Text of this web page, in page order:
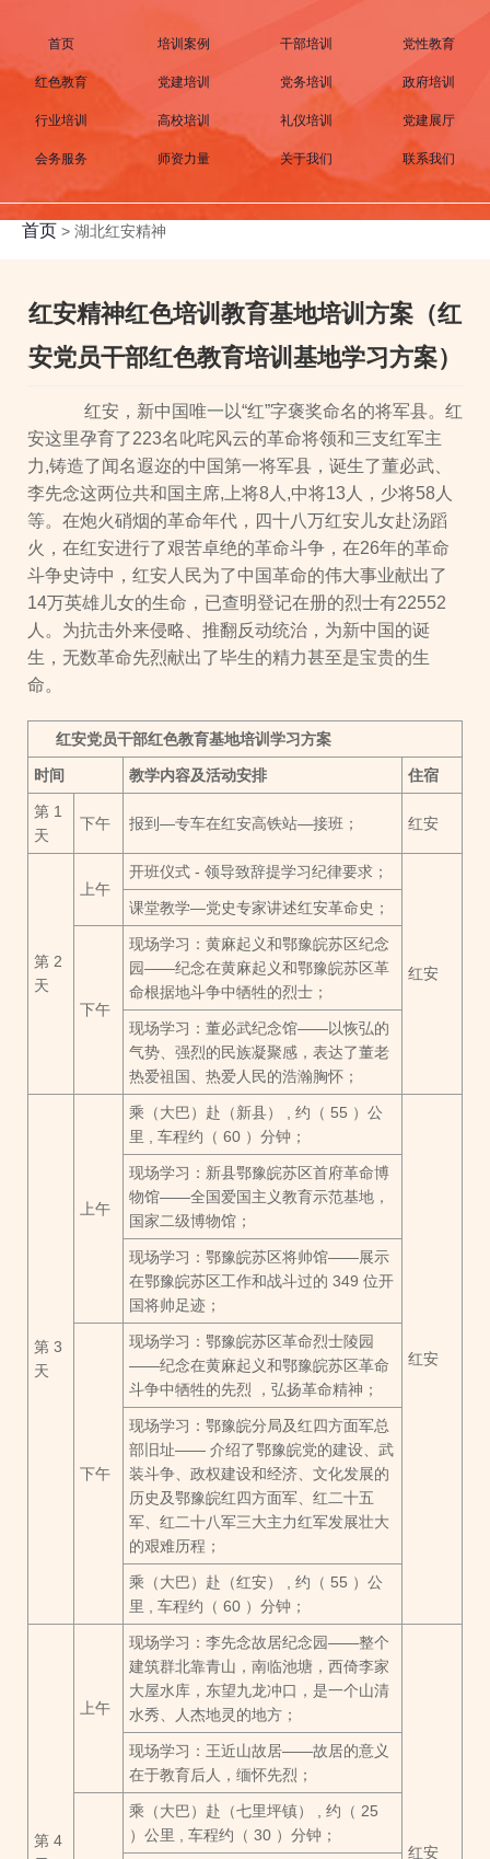
首页 培训案例 干部培训 党性教育
红色教育 党建培训 党务培训 政府培训
行业培训 高校培训 礼仪培训 党建展厅
会务服务 师资力量 关于我们 联系我们
首页 > 湖北红安精神
红安精神红色培训教育基地培训方案（红
安党员干部红色教育培训基地学习方案）
红安，新中国唯一以“红”字褒奖命名的将军县。红
安这里孕育了223名叱咤风云的革命将领和三支红军主
力,铸造了闻名遐迩的中国第一将军县，诞生了董必武、
李先念这两位共和国主席,上将8人,中将13人，少将58人
等。在炮火硝烟的革命年代，四十八万红安儿女赴汤蹈
火，在红安进行了艰苦卓绝的革命斗争，在26年的革命
斗争史诗中，红安人民为了中国革命的伟大事业献出了
14万英雄儿女的生命，已查明登记在册的烈士有22552
人。为抗击外来侵略、推翻反动统治，为新中国的诞
生，无数革命先烈献出了毕生的精力甚至是宝贵的生
命。
红安党员干部红色教育基地培训学习方案
时间 教学内容及活动安排 住宿
第 1
天
下午 报到—专车在红安高铁站—接班； 红安
第 2
天
上午
开班仪式 - 领导致辞提学习纪律要求；
红安
课堂教学—党史专家讲述红安革命史；
下午
现场学习：黄麻起义和鄂豫皖苏区纪念
园——纪念在黄麻起义和鄂豫皖苏区革
命根据地斗争中牺牲的烈士；
现场学习：董必武纪念馆——以恢弘的
气势、强烈的民族凝聚感，表达了董老
热爱祖国、热爱人民的浩瀚胸怀；
第 3
天
上午
乘（大巴）赴（新县） , 约（ 55 ）公
里 , 车程约（ 60 ）分钟；
红安
现场学习：新县鄂豫皖苏区首府革命博
物馆——全国爱国主义教育示范基地，
国家二级博物馆；
现场学习：鄂豫皖苏区将帅馆——展示
在鄂豫皖苏区工作和战斗过的 349 位开
国将帅足迹；
下午
现场学习：鄂豫皖苏区革命烈士陵园
——纪念在黄麻起义和鄂豫皖苏区革命
斗争中牺牲的先烈 ，弘扬革命精神；
现场学习：鄂豫皖分局及红四方面军总
部旧址—— 介绍了鄂豫皖党的建设、武
装斗争、政权建设和经济、文化发展的
历史及鄂豫皖红四方面军、红二十五
军、红二十八军三大主力红军发展壮大
的艰难历程；
乘（大巴）赴（红安） , 约（ 55 ）公
里 , 车程约（ 60 ）分钟；
第 4
上午
现场学习：李先念故居纪念园——整个
建筑群北靠青山，南临池塘，西倚李家
大屋水库，东望九龙冲口，是一个山清
水秀、人杰地灵的地方；
红安
现场学习：王近山故居——故居的意义
在于教育后人，缅怀先烈；
乘（大巴）赴（七里坪镇） , 约（ 25
）公里 , 车程约（ 30 ）分钟；